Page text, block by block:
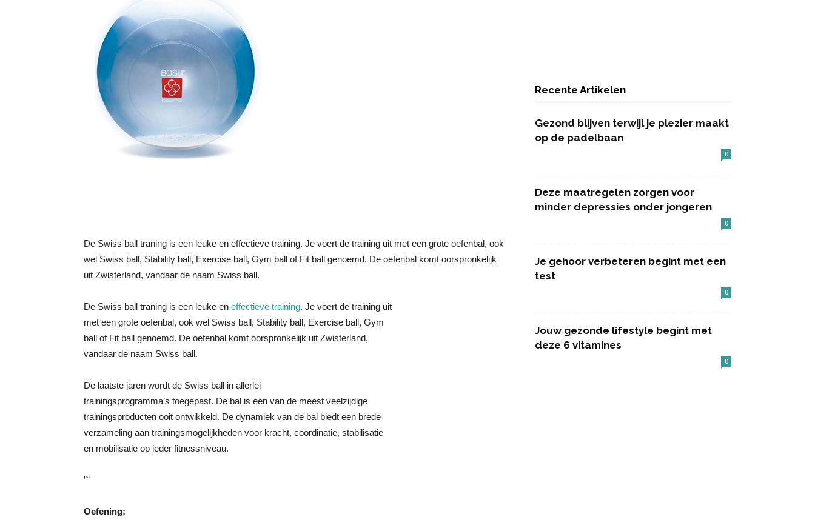
De Swiss ball traning is een leuke en effectieve training. Je voert de training uit met een grote oefenbal, ook
wel Swiss ball, Stability ball, Exercise ball, Gym ball of Fit ball genoemd. De oefenbal komt oorspronkelijk
uit Zwisterland, vandaar de naam Swiss ball.
De Swiss ball traning is een leuke eneffectieve training. Je voert de training uit
met een grote oefenbal, ook wel Swiss ball, Stability ball, Exercise ball, Gym
ball of Fit ball genoemd. De oefenbal komt oorspronkelijk uit Zwisterland,
vandaar de naam Swiss ball.
De laatste jaren wordt de Swiss ball in allerlei
trainingsprogramma’s toegepast. De bal is een van de meest veelzijdige
trainingsproducten ooit ontwikkeld. De dynamiek van de bal biedt een brede
verzameling aan trainingsmogelijkheden voor kracht, coördinatie, stabilisatie
en mobilisatie op ieder fitnessniveau.
”¨
Oefening:
Recente Artikelen
Gezond blijven terwijl je plezier maakt
op de padelbaan
0
Deze maatregelen zorgen voor
minder depressies onder jongeren
0
Je gehoor verbeteren begint met een
test
0
Jouw gezonde lifestyle begint met
deze 6 vitamines
0